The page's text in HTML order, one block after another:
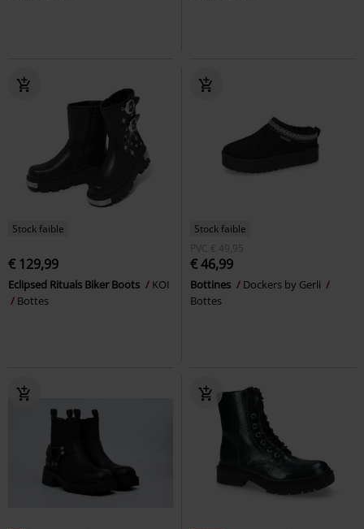
Stock faible
€ 129,99
Eclipsed Rituals Biker Boots
KOI
Bottes
Stock faible
PVC € 49,95
€ 46,99
Bottines
Dockers by Gerli
Bottes